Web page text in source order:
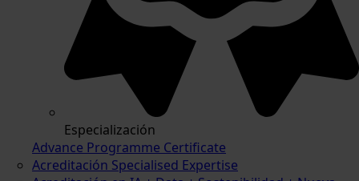
Especialización
Advance Programme Certificate
Acreditación Specialised Expertise